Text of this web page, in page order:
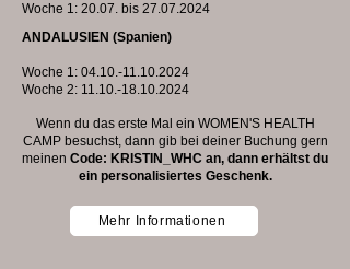
Woche 1: 20.07. bis 27.07.2024
ANDALUSIEN (Spanien)
Woche 1: 04.10.-11.10.2024
Woche 2: 11.10.-18.10.2024
Wenn du das erste Mal ein WOMEN'S HEALTH
CAMP besuchst, dann gib bei deiner Buchung gern
meinen Code: KRISTIN_WHC an, dann erhältst du
ein personalisiertes Geschenk.
Mehr Informationen